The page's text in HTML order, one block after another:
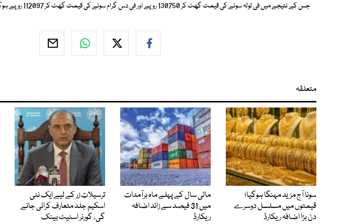
جس کے نتیجے میں فی تولہ سونے کی قیمت گھٹ کر 130750 روپے اور فی دس گرام سونے کی قیمت گھٹ کر 112097 روپے ہوگئی۔
متعلقہ
سونا آج مزید مہنگا ہوگیا؛
قیمتوں میں مسلسل دوسرے
دن بڑا اضافہ ریکارڈ
مالی سال کے پہلے ماہ برآمدات
میں 31 فیصد سے زائد اضافہ
ریکارڈ
ترسیلاتِ زر کے لیے ایک نئی
اسکیم جلد متعارف کرائی جائے
گی، گورنر اسٹیٹ بینک